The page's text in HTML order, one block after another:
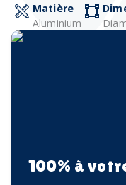
Matière
Aluminium
100% à